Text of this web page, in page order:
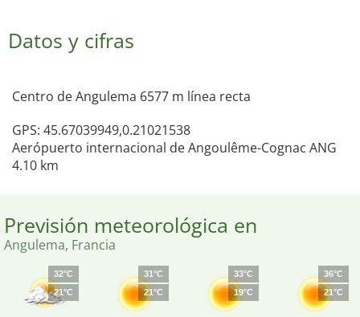
Datos y cifras
Centro de Angulema 6577 m línea recta
GPS: 45.67039949,0.21021538
Aerópuerto internacional de Angoulême-Cognac ANG
4.10 km
Previsión meteorológica en
Angulema, Francia
32°C
21°C
31°C
21°C
33°C
19°C
36°C
21°C